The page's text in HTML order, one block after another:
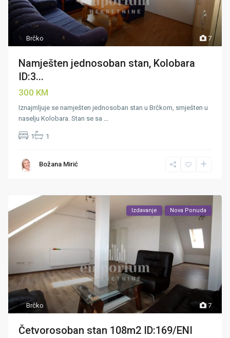
7
Brčko
Namješten jednosoban stan, Kolobara
ID:3...
300 KM
Iznajmljuje se namješten jednosoban stan u Brčkom, smješten u
naselju Kolobara. Stan se sa ...
1 1
Božana Mirić
7
Brčko
Izdavanje Nova Ponuda
Četvorosoban stan 108m2 ID:169/ENI